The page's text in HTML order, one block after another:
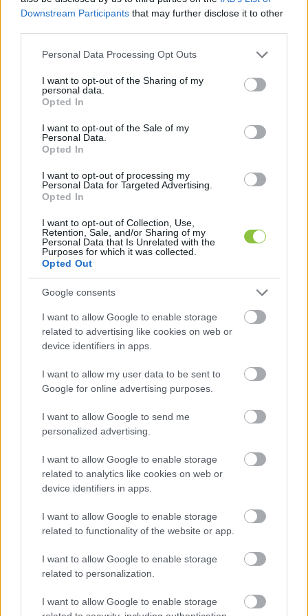
Downstream Participants that may further disclose it to other
Please note that this website/app uses one or more Google
not limited to your visit or usage behaviour. You may click to
grant or deny consent to Google and its third-party tags to
use your data for below specified purposes in below Google
consent section.
Personal Data Processing Opt Outs
I want to opt-out of the Sharing of my
personal data.
Opted In
I want to opt-out of the Sale of my
Personal Data.
Opted In
I want to opt-out of processing my
Personal Data for Targeted Advertising.
Opted In
I want to opt-out of Collection, Use,
Retention, Sale, and/or Sharing of my
Personal Data that Is Unrelated with the
Purposes for which it was collected.
Opted Out
Google consents
I want to allow Google to enable storage
related to advertising like cookies on web or
device identifiers in apps.
I want to allow my user data to be sent to
Google for online advertising purposes.
I want to allow Google to send me
personalized advertising.
I want to allow Google to enable storage
related to analytics like cookies on web or
device identifiers in apps.
I want to allow Google to enable storage
related to functionality of the website or app.
I want to allow Google to enable storage
related to personalization.
I want to allow Google to enable storage
„hatalom” terén teljesített, ami a
ütemben, de Magyarország csak 20,6 pontot ért
el a 100-ból. Nem csoda, hogy ilyen kevés
pontot kapott, mivel
beosztásban, kevesebb a női képviselő és
miniszter a politikában, és a
, mint
állami tulajdonú médiában a női vezetők aránya
30,4 százalékos.
A második legrosszabbul az „idő” kategóriában
szerepelt Magyarország, ahol 6,8 pontot rontott
előző eredményéhez képest és csupán 54,3
pontot szerzett – ez azt mutatja, hogy a
házimunka, idős- és gyerekgondozás terén még
mindig nincs egyenlőség. Jó példa erre az, hogy
míg a nők 55,8 százaléka mindennap főz otthon,
addig a férfiaknál ez az arány csupán 13,8
százalék.
Hol javított Magyarország?
HIRDETÉS